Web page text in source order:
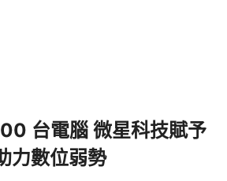
台電腦 微星科技賦予
力數位弱勢